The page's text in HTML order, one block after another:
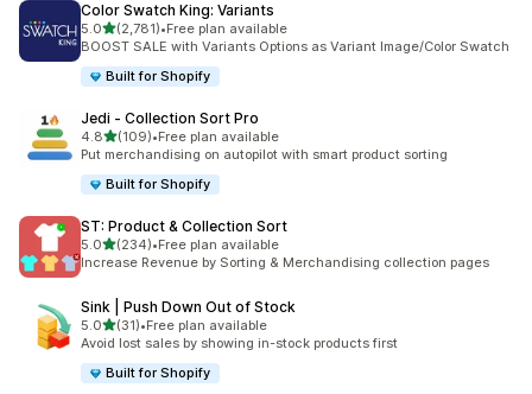
Color Swatch King: Variants
5.05つ星中
(2,781)
合計レビュー数：2781件
•Free plan available
BOOST SALE with Variants Options as Variant Image/Color Swatch
Built for Shopify
Jedi ‑ Collection Sort Pro
4.85つ星中
(109)
合計レビュー数：109件
•Free plan available
Put merchandising on autopilot with smart product sorting
Built for Shopify
ST: Product & Collection Sort
5.05つ星中
(234)
合計レビュー数：234件
•Free plan available
Increase Revenue by Sorting & Merchandising collection pages
Sink | Push Down Out of Stock
5.05つ星中
(31)
合計レビュー数：31件
•Free plan available
Avoid lost sales by showing in-stock products first
Built for Shopify